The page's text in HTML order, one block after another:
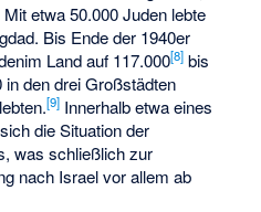
etwa 50.000 Juden lebte
Bis Ende der 1940er
Land auf 117.000[8] bis
in den drei Großstädten
[9] Innerhalb etwa eines
die Situation der
was schließlich zur
nach Israel vor allem ab